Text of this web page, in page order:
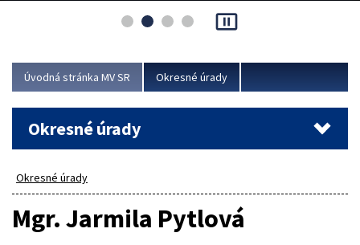
asociácie poisťovní (SLASPO) a Ministerstva vnútra SR.
Viac
pause_presentation
Úvodná stránka MV SR Okresné úrady
Okresné úrady
Okresné úrady
Mgr. Jarmila Pytlová